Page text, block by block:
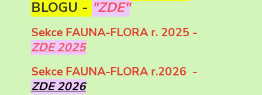
BLOGU - "ZDE"
Sekce FAUNA-FLORA r. 2025 -
ZDE 2025
Sekce FAUNA-FLORA r.2026 -
ZDE 2026